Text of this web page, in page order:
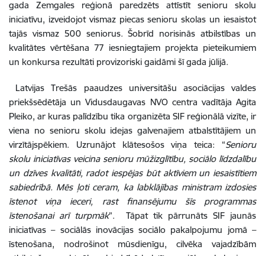
gada Zemgales reģionā paredzēts attīstīt senioru skolu
iniciatīvu, izveidojot vismaz piecas senioru skolas un iesaistot
tajās vismaz 500 seniorus. Šobrīd norisinās atbilstības un
kvalitātes vērtēšana 77 iesniegtajiem projekta pieteikumiem
un konkursa rezultāti provizoriski gaidāmi šī gada jūlijā.
Latvijas Trešās paaudzes universitāšu asociācijas valdes
priekšsēdētāja un Vidusdaugavas NVO centra vadītāja Agita
Pleiko, ar kuras palīdzību tika organizēta SIF reģionālā vizīte, ir
viena no senioru skolu idejas galvenajiem atbalstītājiem un
virzītājspēkiem. Uzrunājot klātesošos viņa teica: “Senioru
skolu iniciatīvas veicina senioru mūžizglītību, sociālo līdzdalību
un dzīves kvalitāti, radot iespējas būt aktīviem un iesaistītiem
sabiedrībā. Mēs ļoti ceram, ka labklājības ministram izdosies
īstenot viņa ieceri, rast finansējumu šīs programmas
īstenošanai arī turpmāk”. Tāpat tik pārrunāts SIF jaunās
iniciatīvas – sociālās inovācijas sociālo pakalpojumu jomā –
īstenošana, nodrošinot mūsdienīgu, cilvēka vajadzībām